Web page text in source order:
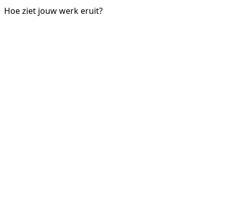
Hoe ziet jouw werk eruit?